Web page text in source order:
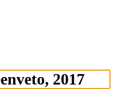
2017